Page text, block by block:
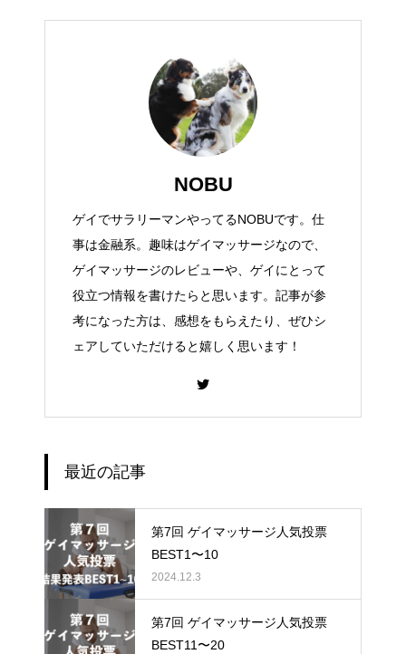
NOBU
ゲイでサラリーマンやってるNOBUです。仕
事は金融系。趣味はゲイマッサージなので、
ゲイマッサージのレビューや、ゲイにとって
役立つ情報を書けたらと思います。記事が参
考になった方は、感想をもらえたり、ぜひシ
ェアしていただけると嬉しく思います！
最近の記事
第7回 ゲイマッサージ人気投票
BEST1〜10
2024.12.3
第7回 ゲイマッサージ人気投票
BEST11〜20